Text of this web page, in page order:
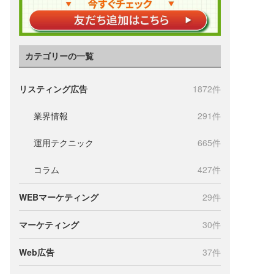
カテゴリーの一覧
リスティング広告 1872件
業界情報 291件
運用テクニック 665件
コラム 427件
WEBマーケティング 29件
マーケティング 30件
Web広告 37件